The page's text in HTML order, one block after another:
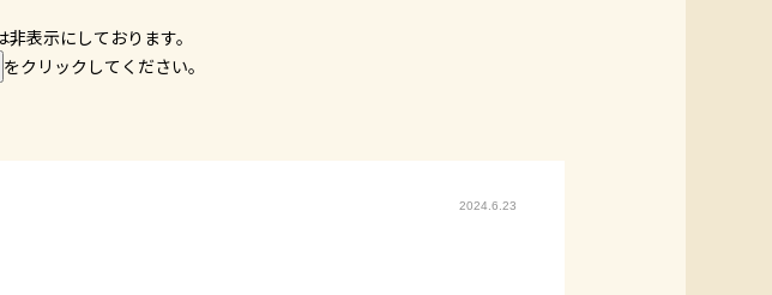
表示にしております。
をクリックしてください。
2024.6.23